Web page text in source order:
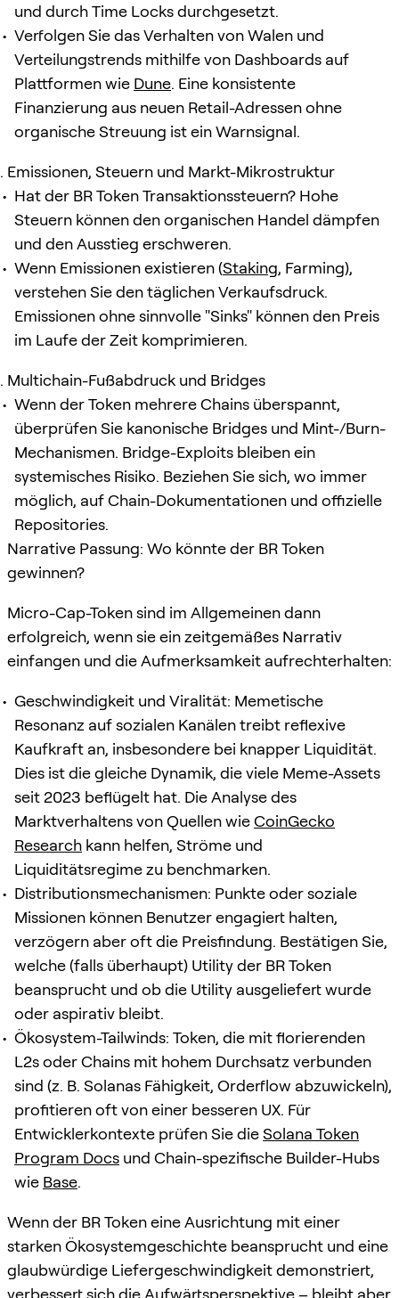
und durch Time Locks durchgesetzt.
Verfolgen Sie das Verhalten von Walen und
Verteilungstrends mithilfe von Dashboards auf
Plattformen wie Dune. Eine konsistente
Finanzierung aus neuen Retail-Adressen ohne
organische Streuung ist ein Warnsignal.
Emissionen, Steuern und Markt-Mikrostruktur
Hat der BR Token Transaktionssteuern? Hohe
Steuern können den organischen Handel dämpfen
und den Ausstieg erschweren.
Wenn Emissionen existieren (Staking, Farming),
verstehen Sie den täglichen Verkaufsdruck.
Emissionen ohne sinnvolle "Sinks" können den Preis
im Laufe der Zeit komprimieren.
Multichain-Fußabdruck und Bridges
Wenn der Token mehrere Chains überspannt,
überprüfen Sie kanonische Bridges und Mint-/Burn-
Mechanismen. Bridge-Exploits bleiben ein
systemisches Risiko. Beziehen Sie sich, wo immer
möglich, auf Chain-Dokumentationen und offizielle
Repositories.
Narrative Passung: Wo könnte der BR Token
gewinnen?
Micro-Cap-Token sind im Allgemeinen dann
erfolgreich, wenn sie ein zeitgemäßes Narrativ
einfangen und die Aufmerksamkeit aufrechterhalten:
Geschwindigkeit und Viralität: Memetische
Resonanz auf sozialen Kanälen treibt reflexive
Kaufkraft an, insbesondere bei knapper Liquidität.
Dies ist die gleiche Dynamik, die viele Meme-Assets
seit 2023 beflügelt hat. Die Analyse des
Marktverhaltens von Quellen wieCoinGecko
Research kann helfen, Ströme und
Liquiditätsregime zu benchmarken.
Distributionsmechanismen: Punkte oder soziale
Missionen können Benutzer engagiert halten,
verzögern aber oft die Preisfindung. Bestätigen Sie,
welche (falls überhaupt) Utility der BR Token
beansprucht und ob die Utility ausgeliefert wurde
oder aspirativ bleibt.
Ökosystem-Tailwinds: Token, die mit florierenden
L2s oder Chains mit hohem Durchsatz verbunden
sind (z. B. Solanas Fähigkeit, Orderflow abzuwickeln),
profitieren oft von einer besseren UX. Für
Entwicklerkontexte prüfen Sie dieSolana Token
Program Docs und Chain-spezifische Builder-Hubs
wie Base.
Wenn der BR Token eine Ausrichtung mit einer
starken Ökosystemgeschichte beansprucht und eine
glaubwürdige Liefergeschwindigkeit demonstriert,
verbessert sich die Aufwärtsperspektive – bleibt aber